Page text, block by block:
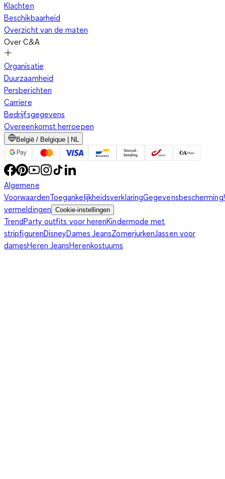
Klachten
Beschikbaarheid
Overzicht van de maten
Over C&A
Organisatie
Duurzaamheid
Persberichten
Carriere
Bedrijfsgegevens
Overeenkomst herroepen
België / Belgique | NL
Algemene
VoorwaardenToegankelijkheidsverklaringGegevensbescherming
vermeldingen Cookie-instellingen
TrendParty outfits voor herenKindermode met
stripfigurenDisneyDames JeansZomerjurkenJassen voor
damesHeren JeansHerenkostuums